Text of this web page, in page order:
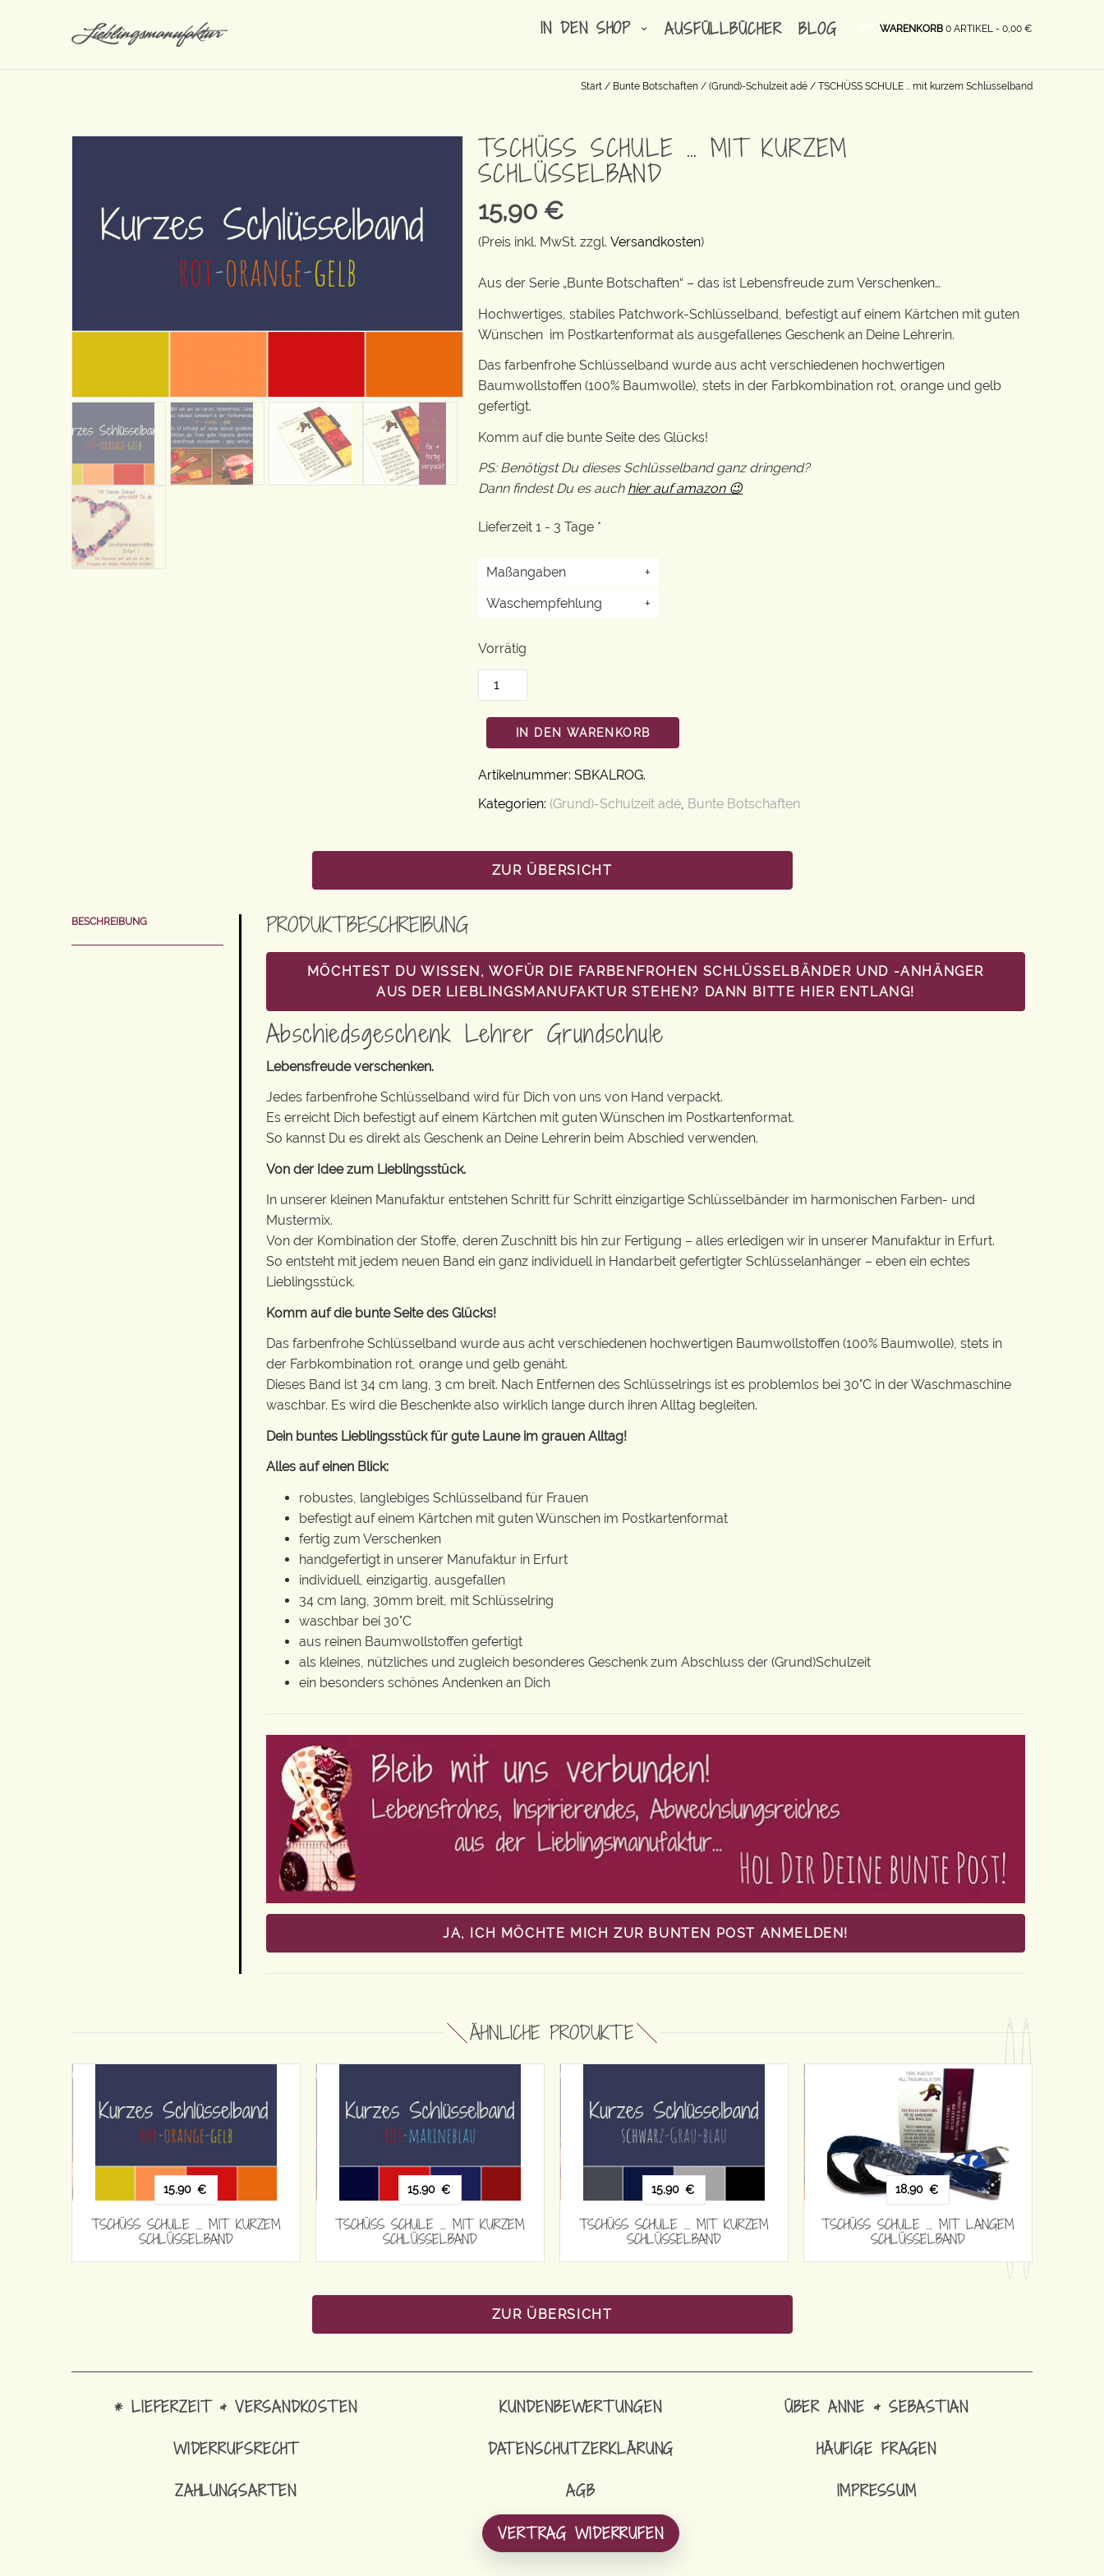
IN DEN SHOP AUSFÜLLBÜCHER BLOG WARENKORB 0 ARTIKEL - 0,00 €
Start / Bunte Botschaften / (Grund)-Schulzeit adé / TSCHÜSS SCHULE … mit kurzem Schlüsselband
TSCHÜSS SCHULE … MIT KURZEM
SCHLÜSSELBAND
15,90 €
(Preis inkl. MwSt. zzgl. Versandkosten)
Aus der Serie „Bunte Botschaften“ – das ist Lebensfreude zum Verschenken…
Hochwertiges, stabiles Patchwork-Schlüsselband, befestigt auf einem Kärtchen mit guten
Wünschen im Postkartenformat als ausgefallenes Geschenk an Deine Lehrerin.
Das farbenfrohe Schlüsselband wurde aus acht verschiedenen hochwertigen
Baumwollstoffen (100% Baumwolle), stets in der Farbkombination rot, orange und gelb
gefertigt.
Komm auf die bunte Seite des Glücks!
PS: Benötigst Du dieses Schlüsselband ganz dringend?
Dann findest Du es auch hier auf amazon 😉
Lieferzeit 1 - 3 Tage *
Maßangaben
+
Waschempfehlung
+
Vorrätig
IN DEN WARENKORB
Artikelnummer: SBKALROG.
Kategorien: (Grund)-Schulzeit adé Bunte Botschaften
ZUR ÜBERSICHT
BESCHREIBUNG PRODUKTBESCHREIBUNG
MÖCHTEST DU WISSEN, WOFÜR DIE FARBENFROHEN SCHLÜSSELBÄNDER UND -ANHÄNGER
AUS DER LIEBLINGSMANUFAKTUR STEHEN? DANN BITTE HIER ENTLANG!
Abschiedsgeschenk Lehrer Grundschule
Lebensfreude verschenken.
Jedes farbenfrohe Schlüsselband wird für Dich von uns von Hand verpackt.
Es erreicht Dich befestigt auf einem Kärtchen mit guten Wünschen im Postkartenformat.
So kannst Du es direkt als Geschenk an Deine Lehrerin beim Abschied verwenden.
Von der Idee zum Lieblingsstück.
In unserer kleinen Manufaktur entstehen Schritt für Schritt einzigartige Schlüsselbänder im harmonischen Farben- und
Mustermix.
Von der Kombination der Stoffe, deren Zuschnitt bis hin zur Fertigung – alles erledigen wir in unserer Manufaktur in Erfurt.
So entsteht mit jedem neuen Band ein ganz individuell in Handarbeit gefertigter Schlüsselanhänger – eben ein echtes
Lieblingsstück.
Komm auf die bunte Seite des Glücks!
Das farbenfrohe Schlüsselband wurde aus acht verschiedenen hochwertigen Baumwollstoffen (100% Baumwolle), stets in
der Farbkombination rot, orange und gelb genäht.
Dieses Band ist 34 cm lang, 3 cm breit. Nach Entfernen des Schlüsselrings ist es problemlos bei 30°C in der Waschmaschine
waschbar. Es wird die Beschenkte also wirklich lange durch ihren Alltag begleiten.
Dein buntes Lieblingsstück für gute Laune im grauen Alltag!
Alles auf einen Blick:
robustes, langlebiges Schlüsselband für Frauen
befestigt auf einem Kärtchen mit guten Wünschen im Postkartenformat
fertig zum Verschenken
handgefertigt in unserer Manufaktur in Erfurt
individuell, einzigartig, ausgefallen
34 cm lang, 30mm breit, mit Schlüsselring
waschbar bei 30°C
aus reinen Baumwollstoffen gefertigt
als kleines, nützliches und zugleich besonderes Geschenk zum Abschluss der (Grund)Schulzeit
ein besonders schönes Andenken an Dich
JA, ICH MÖCHTE MICH ZUR BUNTEN POST ANMELDEN!
ÄHNLICHE PRODUKTE
… MIT KURZEM TSCHÜSS SCHULE … MIT KURZEM TSCHÜSS SCHULE … MIT LANGEM TSCHÜSS SCHULE … MIT LANGEM
SCHLÜSSELBAND
18,90
TSCHÜSS SCHULE … MIT LANGEM
SCHLÜSSELBAND
ZUR ÜBERSICHT
* LIEFERZEIT & VERSANDKOSTEN
WIDERRUFSRECHT
ZAHLUNGSARTEN
KUNDENBEWERTUNGEN
DATENSCHUTZERKLÄRUNG
AGB
VERTRAG WIDERRUFEN
ÜBER ANNE & SEBASTIAN
HÄUFIGE FRAGEN
IMPRESSUM